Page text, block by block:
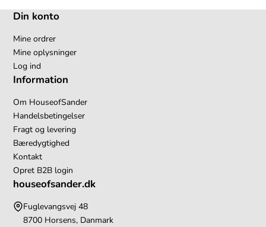
Din konto
Mine ordrer
Mine oplysninger
Log ind
Information
Om HouseofSander
Handelsbetingelser
Fragt og levering
Bæredygtighed
Kontakt
Opret B2B login
houseofsander.dk
Fuglevangsvej 48
8700 Horsens, Danmark